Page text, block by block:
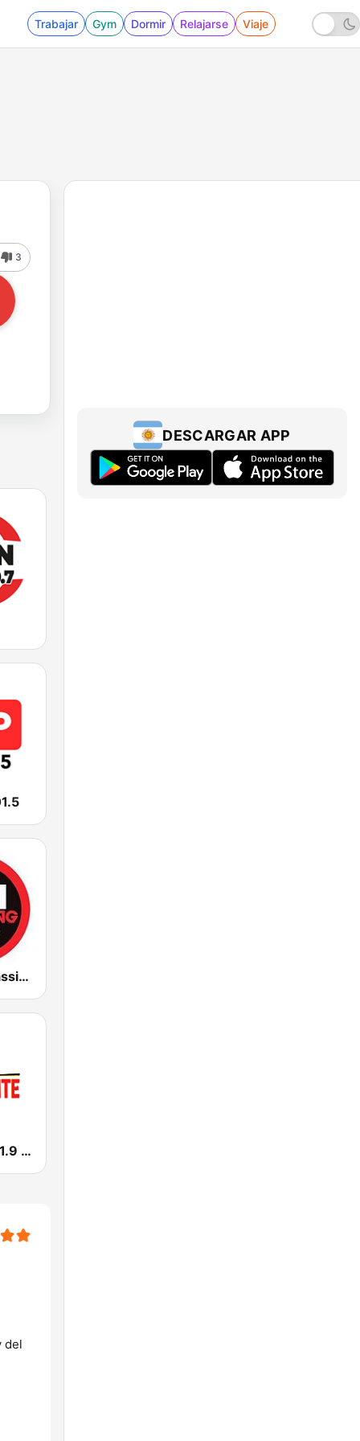
Trabajar Gym Dormir Relajarse Viaje
3
Shopping Classics 96.1 FM
Horizonte 101.9 FM
del
DESCARGAR APP